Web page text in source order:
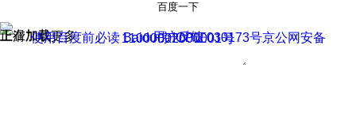
百度一下
正在加载
上滑加载更多 用户反馈
使用百度前必读 Baidu 京ICP证030173号
京公网安备11000002000001号